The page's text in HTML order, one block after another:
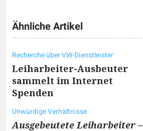
Ähnliche Artikel
Recherche über VW-Dienstleister
Leiharbeiter-Ausbeuter
sammelt im Internet
Spenden
Unwürdige Verhältnisse
Ausgebeutete Leiharbeiter –